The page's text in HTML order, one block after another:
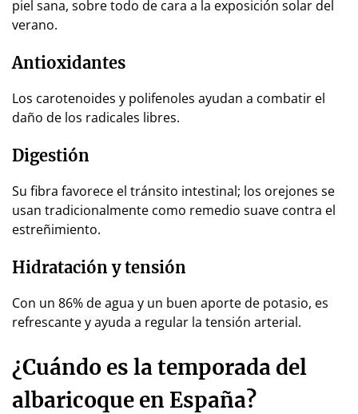
piel sana, sobre todo de cara a la exposición solar del
verano.
Antioxidantes
Los carotenoides y polifenoles ayudan a combatir el
daño de los radicales libres.
Digestión
Su fibra favorece el tránsito intestinal; los orejones se
usan tradicionalmente como remedio suave contra el
estreñimiento.
Hidratación y tensión
Con un 86% de agua y un buen aporte de potasio, es
refrescante y ayuda a regular la tensión arterial.
¿Cuándo es la temporada del
albaricoque en España?